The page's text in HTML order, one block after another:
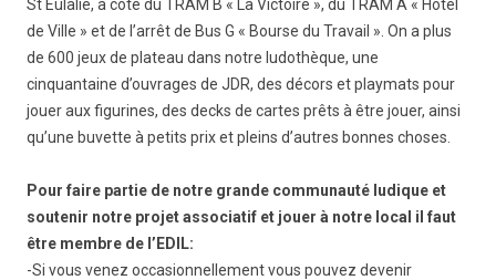
St Eulalie, à côté du TRAM B « La Victoire », du TRAM A « Hôtel
de Ville » et de l’arrêt de Bus G « Bourse du Travail ». On a plus
de 600 jeux de plateau dans notre ludothèque, une
cinquantaine d’ouvrages de JDR, des décors et playmats pour
jouer aux figurines, des decks de cartes prêts à être jouer, ainsi
qu’une buvette à petits prix et pleins d’autres bonnes choses.
Pour faire partie de notre grande communauté ludique et
soutenir notre projet associatif et jouer à notre local il faut
être membre de l’EDIL:
-Si vous venez occasionnellement vous pouvez devenir